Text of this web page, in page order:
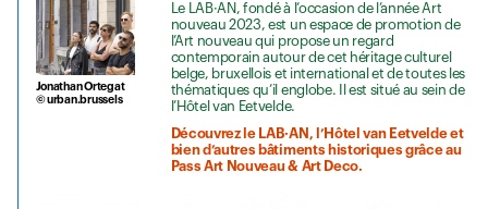
Jonathan Ortegat
© urban.brussels
Le LAB·AN, fondé à l’occasion de l’année Art
nouveau 2023, est un espace de promotion de
l’Art nouveau qui propose un regard
contemporain autour de cet héritage culturel
belge, bruxellois et international et de toutes les
thématiques qu’il englobe. Il est situé au sein de
l’Hôtel van Eetvelde.
Découvrez le LAB·AN, l’Hôtel van Eetvelde et
bien d’autres bâtiments historiques grâce au
Pass Art Nouveau & Art Deco.